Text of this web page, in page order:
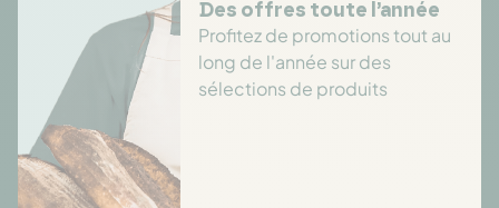
Des offres toute l’année
Profitez de promotions tout au
long de l'année sur des
sélections de produits